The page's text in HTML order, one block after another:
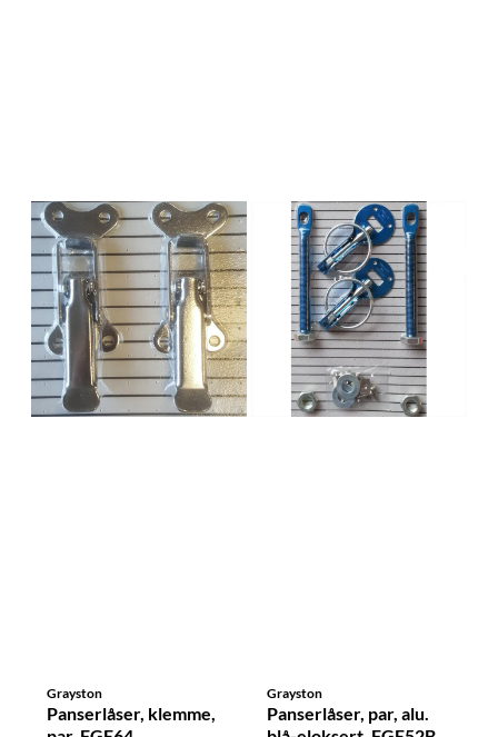
Grayston
Panserlåser, klemme,
Grayston
Panserlåser, par, alu.